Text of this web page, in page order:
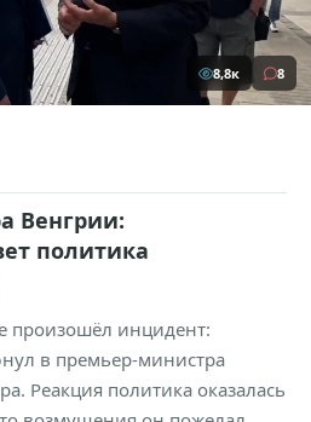
8,8к 8
Венгрии:
политика
произошёл инцидент:
в премьер-министра
Реакция политика оказалась